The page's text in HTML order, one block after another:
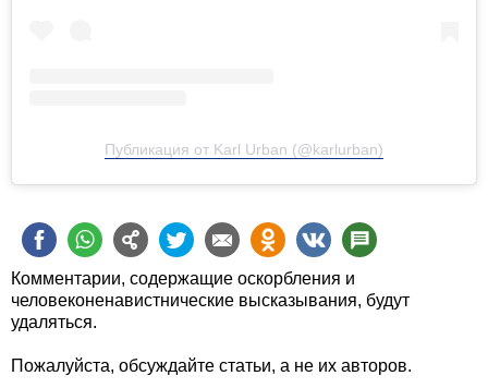
Комментарии, содержащие оскорбления и
человеконенавистнические высказывания, будут
удаляться.
Пожалуйста, обсуждайте статьи, а не их авторов.
Статьи можно такжеобсудить в Фейсбуке